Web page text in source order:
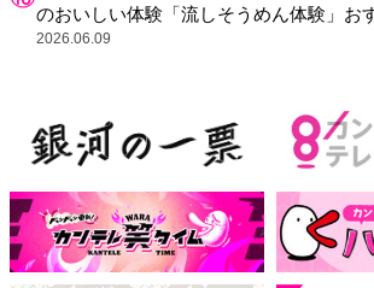
のおいしい体験「流しそうめん体験」お
2026.06.09